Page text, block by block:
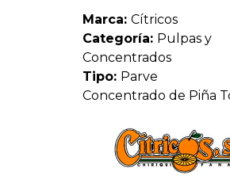
Marca: Cítricos
Categoría: Pulpas y
Concentrados
Tipo: Parve
Concentrado de Piña